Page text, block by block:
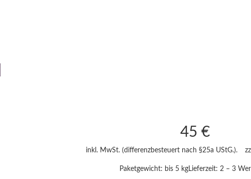
45 €
inkl. MwSt. (differenzbesteuert nach §25a UStG.).
Paketgewicht: bis 5 kgLieferzeit: 2 – 3